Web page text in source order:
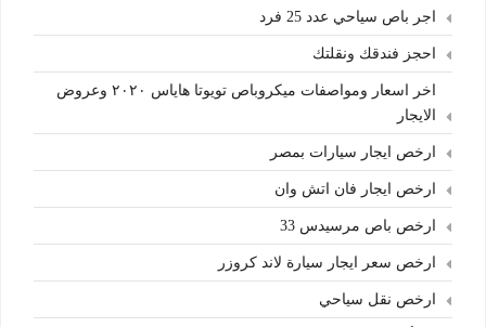
اجر باص سياحي عدد 25 فرد
احجز فندقك ونقلتك
اخر اسعار ومواصفات ميكروباص تويوتا هاياس ٢٠٢٠ وعروض
الايجار
ارخص ايجار سيارات بمصر
ارخص ايجار فان اتش وان
ارخص باص مرسيدس 33
ارخص سعر ايجار سيارة لاند كروزر
ارخص نقل سياحي